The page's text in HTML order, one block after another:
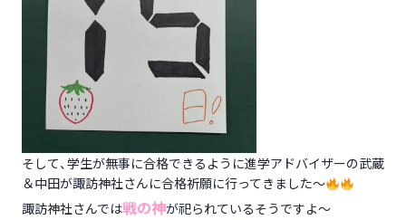
そして、学生が無事に合格できるように進学アドバイザーの武蔵
＆中田が諏訪神社さんに合格祈願に行ってきました～
諏訪神社さんでは戦の神が祀られているそうですよ～